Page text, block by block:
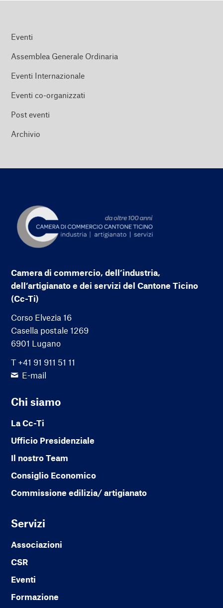
Eventi
Assemblea Generale Ordinaria
Eventi Internazionale
Eventi co-organizzati
Post eventi
Archivio
Camera di commercio, dell’industria,
dell’artigianato e dei servizi del Cantone Ticino
(Cc-Ti)
Corso Elvezia 16
Casella postale 1269
6901 Lugano
T +41 91 911 51 11
E-mail
Chi siamo
La Cc-Ti
Ufficio Presidenziale
Il nostro Team
Consiglio Economico
Commissione edilizia/ artigianato
Servizi
Associazioni
CSR
Eventi
Formazione